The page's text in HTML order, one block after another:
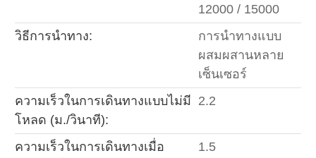
12000 / 15000
วิธีการนำทาง:
การนำทางแบบ
ผสมผสานหลาย
เซ็นเซอร์
ความเร็วในการเดินทางแบบไม่มี
โหลด (ม./วินาที):
2.2
ความเร็วในการเดินทางเมื่อ
1.5